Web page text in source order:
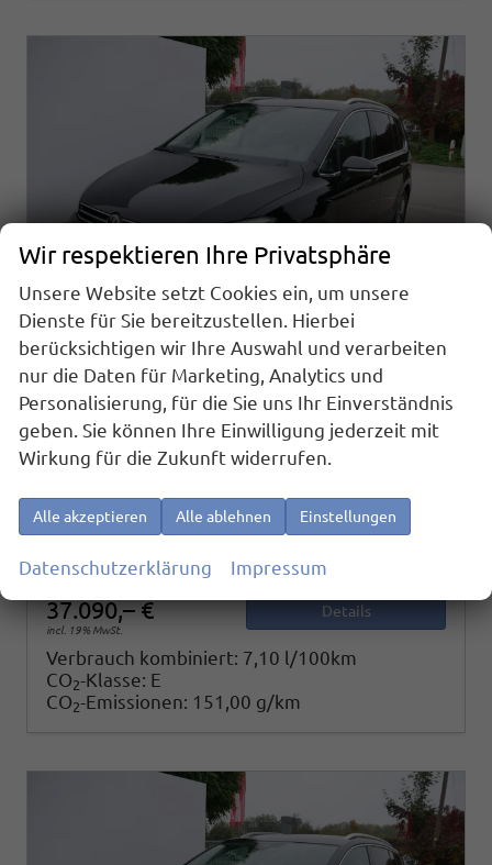
Volkswagen Touran
Comfortline 1.5 TSI DSG COMFORTLINE*ACC*LED*PDC*KAMERA*NAVI*SHZ* 7-SITZER 17-ZOLL
sofort lieferbar Fahrzeug mit Tageszulassung
KraftstoffBenzin Außenfarbe
Leistung110 kW (150 PS) Kilometerstand10 km
01.06.2026
37.090,– €
incl. 19% MwSt.
Details
Verbrauch kombiniert: 7,10 l/100km
CO2-Klasse: E
CO2-Emissionen: 151,00 g/km
Wir respektieren Ihre Privatsphäre
Unsere Website setzt Cookies ein, um unsere
Dienste für Sie bereitzustellen. Hierbei
berücksichtigen wir Ihre Auswahl und verarbeiten
nur die Daten für Marketing, Analytics und
Personalisierung, für die Sie uns Ihr Einverständnis
geben. Sie können Ihre Einwilligung jederzeit mit
Wirkung für die Zukunft widerrufen.
Alle akzeptieren Alle ablehnen Einstellungen
Datenschutzerklärung Impressum